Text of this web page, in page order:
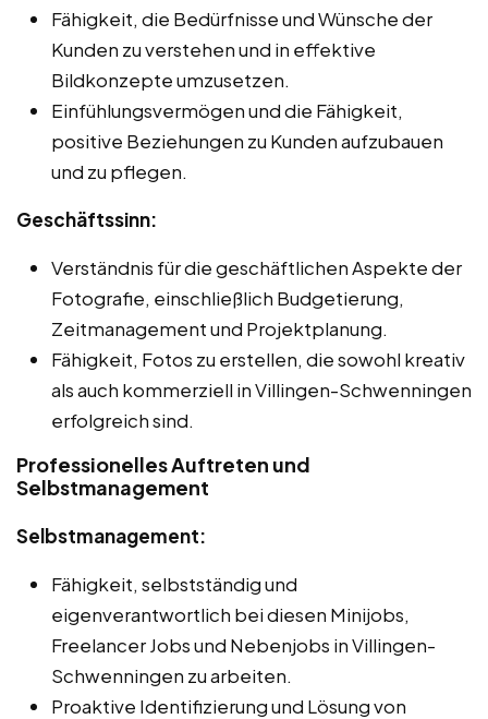
Fähigkeit, die Bedürfnisse und Wünsche der
Kunden zu verstehen und in effektive
Bildkonzepte umzusetzen.
Einfühlungsvermögen und die Fähigkeit,
positive Beziehungen zu Kunden aufzubauen
und zu pflegen.
Geschäftssinn:
Verständnis für die geschäftlichen Aspekte der
Fotografie, einschließlich Budgetierung,
Zeitmanagement und Projektplanung.
Fähigkeit, Fotos zu erstellen, die sowohl kreativ
als auch kommerziell in Villingen-Schwenningen
erfolgreich sind.
Professionelles Auftreten und
Selbstmanagement
Selbstmanagement:
Fähigkeit, selbstständig und
eigenverantwortlich bei diesen Minijobs,
Freelancer Jobs und Nebenjobs in Villingen-
Schwenningen zu arbeiten.
Proaktive Identifizierung und Lösung von